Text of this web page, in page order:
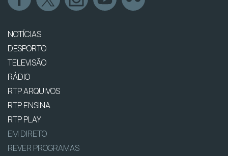
NOTÍCIAS
DESPORTO
TELEVISÃO
RÁDIO
RTP ARQUIVOS
RTP ENSINA
RTP PLAY
EM DIRETO
REVER PROGRAMAS